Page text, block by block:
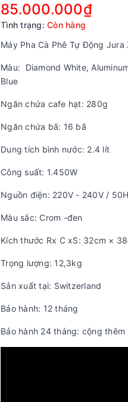
85.000.000₫
Tình trạng: Còn hàng
Máy Pha Cà Phê Tự Động Jura
Màu: Diamond White,
Blue
Ngăn chứa cafe hạt: 280g
Ngăn chứa bã: 16 bã
Dung tích bình nước: 2.4 lít
Công suất: 1.450W
Nguồn điện: 220V - 240V /
Màu sắc: Crom -đen
Kích thước Rx C xS: 32cm ×
Trọng lượng: 12,3kg
Sản xuất tại: Switzerland
Bảo hành: 12 tháng
Bảo hành 24 tháng: cộng thêm